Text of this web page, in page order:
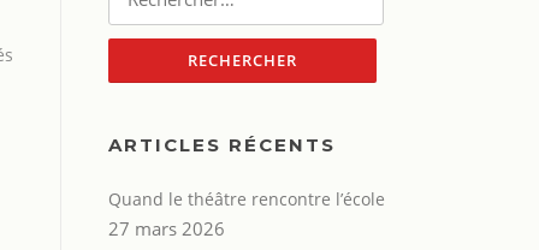
ARTICLES RÉCENTS
Quand le théâtre rencontre l’école
27 mars 2026